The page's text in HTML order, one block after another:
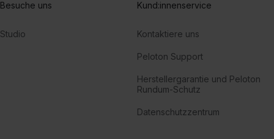
Besuche uns
Studio
Kund:innenservice
Kontaktiere uns
Peloton Support
Herstellergarantie und Peloton
Rundum-Schutz
Datenschutzzentrum